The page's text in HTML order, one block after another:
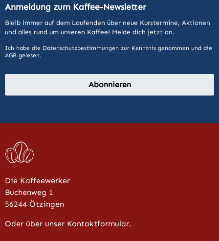
Anmeldung zum Kaffee-Newsletter
Bleib immer auf dem Laufenden über neue Kurstermine, Aktionen
und alles rund um unseren Kaffee! Melde dich jetzt an.
Ich habe die Datenschutzbestimmungen zur Kenntnis genommen und die
AGB gelesen.
Abonnieren
Die Kaffeewerker
Buchenweg 1
56244 Ötzingen
Oder über unser Kontaktformular.